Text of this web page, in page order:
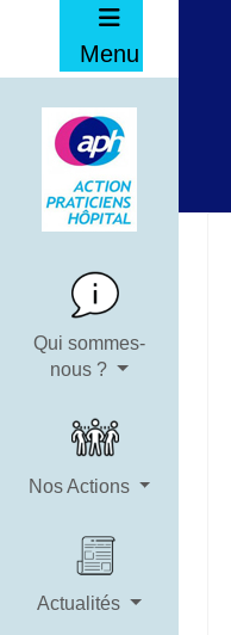
Menu
Qui sommes-
nous ?
Nos Actions
Actualités